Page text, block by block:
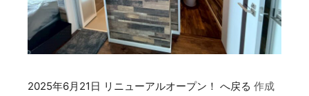
2025年6月21日 リニューアルオープン！ へ戻る 作成